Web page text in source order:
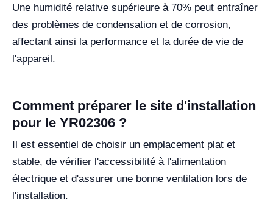
Une humidité relative supérieure à 70% peut entraîner
des problèmes de condensation et de corrosion,
affectant ainsi la performance et la durée de vie de
l'appareil.
Comment préparer le site d'installation
pour le YR02306 ?
Il est essentiel de choisir un emplacement plat et
stable, de vérifier l'accessibilité à l'alimentation
électrique et d'assurer une bonne ventilation lors de
l'installation.